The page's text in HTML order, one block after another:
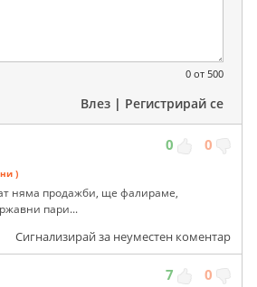
0 от 500
Влез | Регистрирай се
0 0
)
няма продажби, ще фалираме,
пари...
Сигнализирай за неуместен коментар
7 0